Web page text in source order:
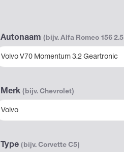
Autonaam (bijv. Alfa Romeo 156
Volvo V70 Momentum 3.2 Geartronic
Merk (bijv. Chevrolet)
Volvo
Type (bijv. Corvette C5)